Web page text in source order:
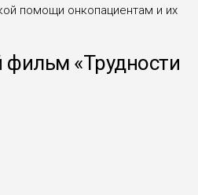
помощи онкопациентам и их
фильм «Трудности